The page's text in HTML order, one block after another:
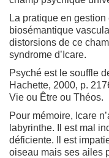
La pratique en
biosémantique
distorsions de ce
syndrome d’Icare.
Psyché est le souffle
Hachette, 2000, p.
Vie ou Être ou Théos.
Pour mémoire, Icare
labyrinthe. Il est mal
déficiente. Il est
oiseau mais ses ailes